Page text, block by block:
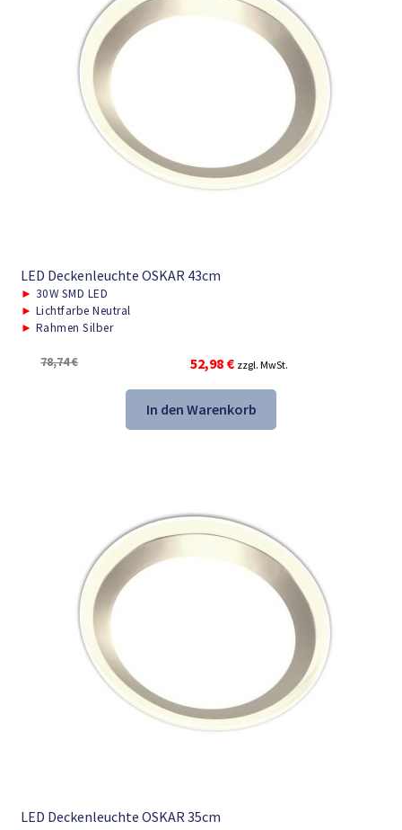
LED Deckenleuchte OSKAR 43cm
► 30W SMD LED
► Lichtfarbe Neutral
► Rahmen Silber
78,74€
Ursprünglicher
war:
78,74 €
52,98 €Aktueller
ist:
52,98 €.
zzgl. MwSt.
In den Warenkorb
LED Deckenleuchte OSKAR 35cm